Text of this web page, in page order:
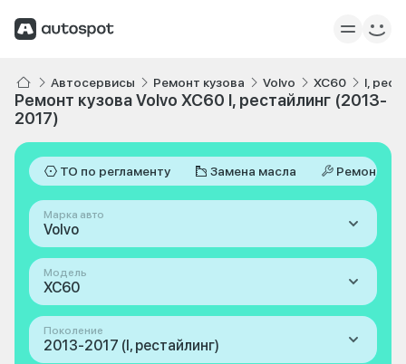
Автосервисы Ремонт кузова Volvo XC60 I,
Ремонт кузова Volvo XC60 I, рестайлинг (2013-
2017)
ТО по регламенту Замена масла Ремонт
Марка авто
Volvo
Модель
XC60
Поколение
2013-2017 (I, рестайлинг)